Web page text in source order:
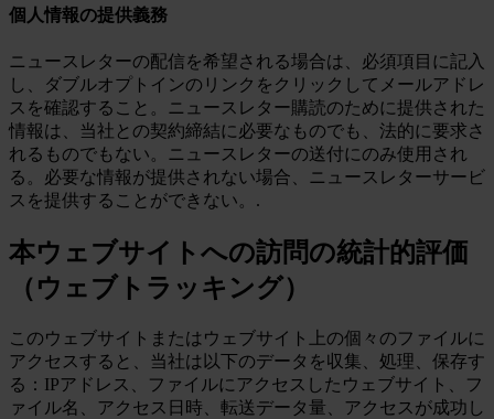
個人情報の提供義務
ニュースレターの配信を希望される場合は、必須項目に記入
し、ダブルオプトインのリンクをクリックしてメールアドレ
スを確認すること。ニュースレター購読のために提供された
情報は、当社との契約締結に必要なものでも、法的に要求さ
れるものでもない。ニュースレターの送付にのみ使用され
る。必要な情報が提供されない場合、ニュースレターサービ
スを提供することができない。.
本ウェブサイトへの訪問の統計的評価
（ウェブトラッキング）
このウェブサイトまたはウェブサイト上の個々のファイルに
アクセスすると、当社は以下のデータを収集、処理、保存す
る：IPアドレス、ファイルにアクセスしたウェブサイト、フ
ァイル名、アクセス日時、転送データ量、アクセスが成功し